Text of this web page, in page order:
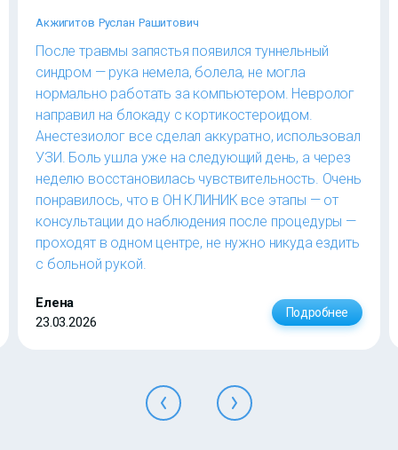
Акжигитов Руслан Рашитович
После травмы запястья появился туннельный
синдром — рука немела, болела, не могла
нормально работать за компьютером. Невролог
направил на блокаду с кортикостероидом.
Анестезиолог все сделал аккуратно, использовал
УЗИ. Боль ушла уже на следующий день, а через
неделю восстановилась чувствительность. Очень
понравилось, что в ОН КЛИНИК все этапы — от
консультации до наблюдения после процедуры —
проходят в одном центре, не нужно никуда ездить
с больной рукой.
Елена
23.03.2026
Подробнее